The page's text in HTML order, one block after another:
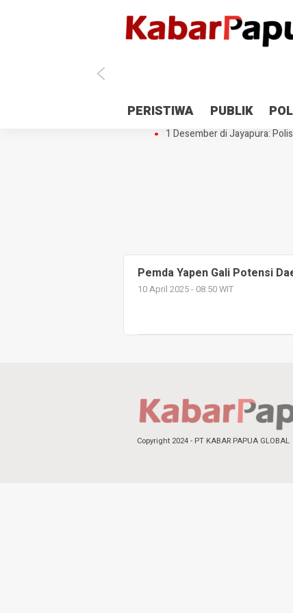
PERISTIWA PUBLIK
Antisipasi 1 Desember, TNI
Gedung Perpustakaan
1 Desember di Jayapura:
Pemda Yapen Gali Potensi
10 April 2025 - 08:50 WIT
Copyright 2024 - PT KABAR PAPUA GLOBAL